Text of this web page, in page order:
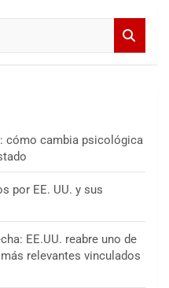
cómo cambia psicológica
por EE. UU. y sus
EE.UU. reabre uno de
relevantes vinculados